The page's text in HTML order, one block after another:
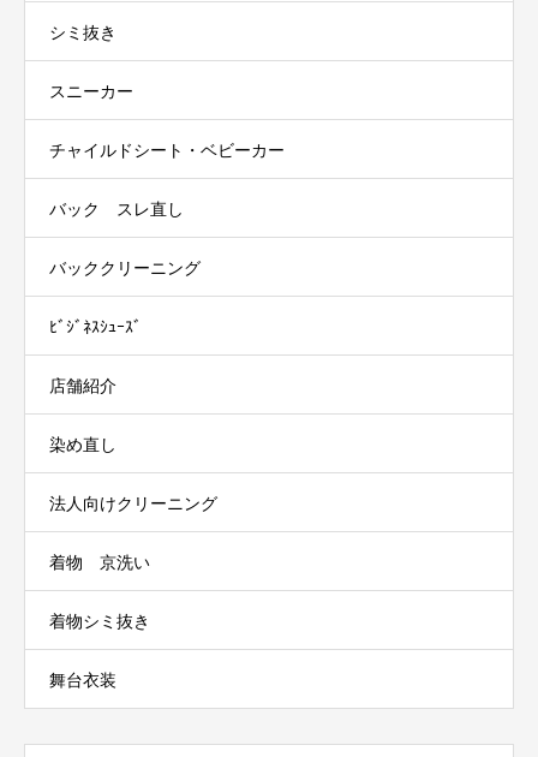
シミ抜き
スニーカー
チャイルドシート・ベビーカー
バック スレ直し
バッククリーニング
ﾋﾞｼﾞﾈｽｼｭｰｽﾞ
店舗紹介
染め直し
法人向けクリーニング
着物 京洗い
着物シミ抜き
舞台衣装